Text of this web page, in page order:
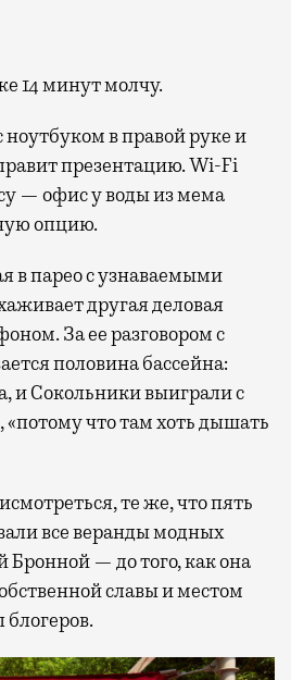
14 минут молчу.
в правой руке и
презентацию. Wi-Fi
— офис у воды из мема
опцию.
в парео с узнаваемыми
другая деловая
За ее разговором с
половина бассейна:
и Сокольники выиграли с
что там хоть дышать
те же, что пять
все веранды модных
Бронной — до того, как она
славы и местом